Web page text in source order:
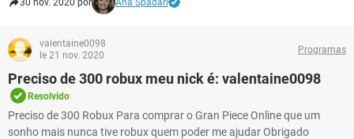
30 nov. 2020 por Ana Spadari
valentaine0098
le 21 nov. 2020
Programas
Preciso de 300 robux meu nick é: valentaine0098
Resolvido
Preciso de 300 Robux Para comprar o Gran Piece Online que um
sonho mais nunca tive robux quem poder me ajudar Obrigado